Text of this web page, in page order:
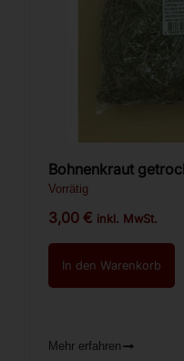
Vorrätig
3,00€ inkl. MwSt.
In den Warenkorb
Mehr erfahren